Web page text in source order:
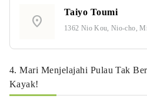
location_on
Taiyo Toumi
1362 Nio Kou, Nio-cho,
4. Mari Menjelajahi Pulau Tak
Kayak!